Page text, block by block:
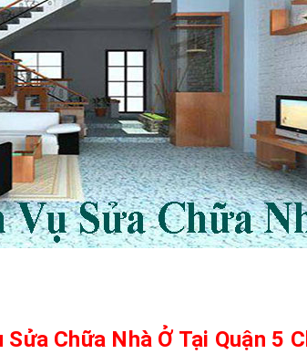
Chữa Nhà Ở Tại Quận 5